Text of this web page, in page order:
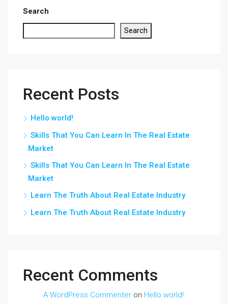
Search
Search
Recent Posts
Hello world!
Skills That You Can Learn In The Real Estate
Market
Skills That You Can Learn In The Real Estate
Market
Learn The Truth About Real Estate Industry
Learn The Truth About Real Estate Industry
Recent Comments
A WordPress Commenter on Hello world!